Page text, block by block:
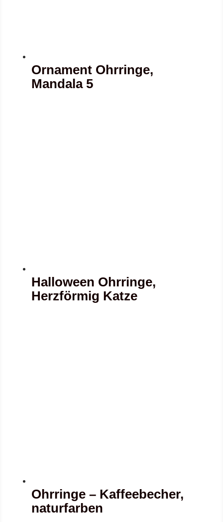
Ornament Ohrringe,
Mandala 5
Halloween Ohrringe,
Herzförmig Katze
Ohrringe – Kaffeebecher,
naturfarben